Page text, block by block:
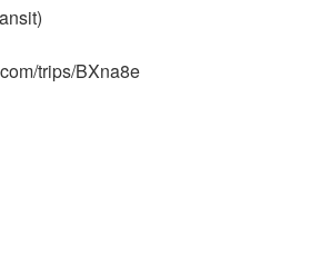
trips/BXna8e